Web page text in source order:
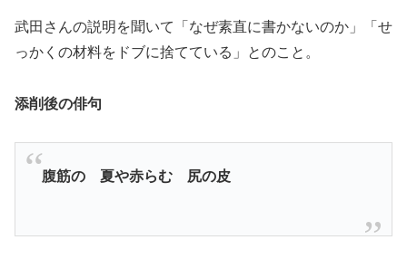
武田さんの説明を聞いて「なぜ素直に書かないのか」「せ
っかくの材料をドブに捨てている」とのこと。
添削後の俳句
腹筋の 夏や赤らむ 尻の皮